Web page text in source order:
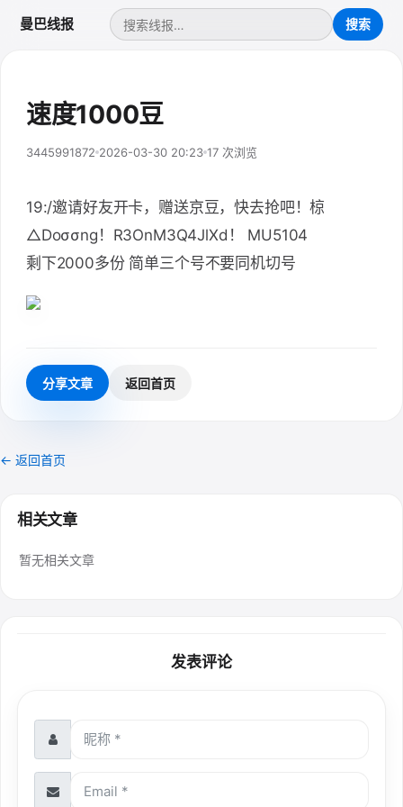
曼巴线报
速度1000豆
3445991872 2026-03-30 20:23 17 次浏览
19:/邀请好友开卡，赠送京豆，快去抢吧！椋
△Doσσng！R3OnM3Q4JlXd！ MU5104
剩下2000多份 简单三个号不要同机切号
分享文章 返回首页
← 返回首页
相关文章
暂无相关文章
发表评论